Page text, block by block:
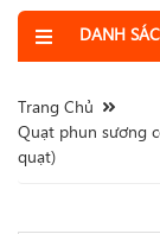
DANH
Trang Chủ
Quạt phun sương
quạt)